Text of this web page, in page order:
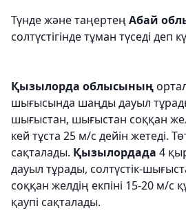
Түнде және таңертең Абай
солтүстігінде тұман түседі деп
Қызылорда облысының
шығысында шаңды дауыл
шығыстан, шығыстан соққан
кей тұста 25 м/с дейін жетеді.
сақталады. Қызылордада 4
дауыл тұрады, солтүстік-
соққан желдің екпіні 15-20 м/с
қаупі сақталады.